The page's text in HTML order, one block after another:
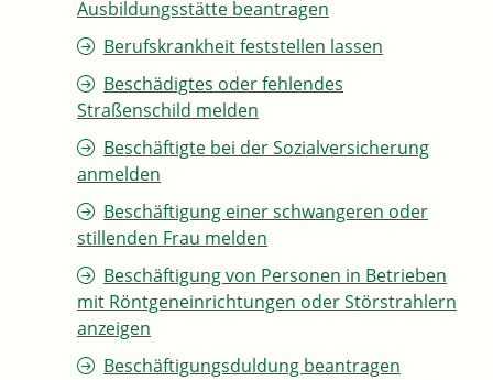
Ausbildungsstätte beantragen
Berufskrankheit feststellen lassen
Beschädigtes oder fehlendes
Straßenschild melden
Beschäftigte bei der Sozialversicherung
anmelden
Beschäftigung einer schwangeren oder
stillenden Frau melden
Beschäftigung von Personen in Betrieben
mit Röntgeneinrichtungen oder Störstrahlern
anzeigen
Beschäftigungsduldung beantragen